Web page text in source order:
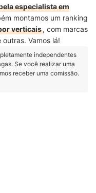
especialista em
montamos um ranking
verticais, com marcas
Vamos lá!
independentes
Se você realizar uma
receber uma comissão.